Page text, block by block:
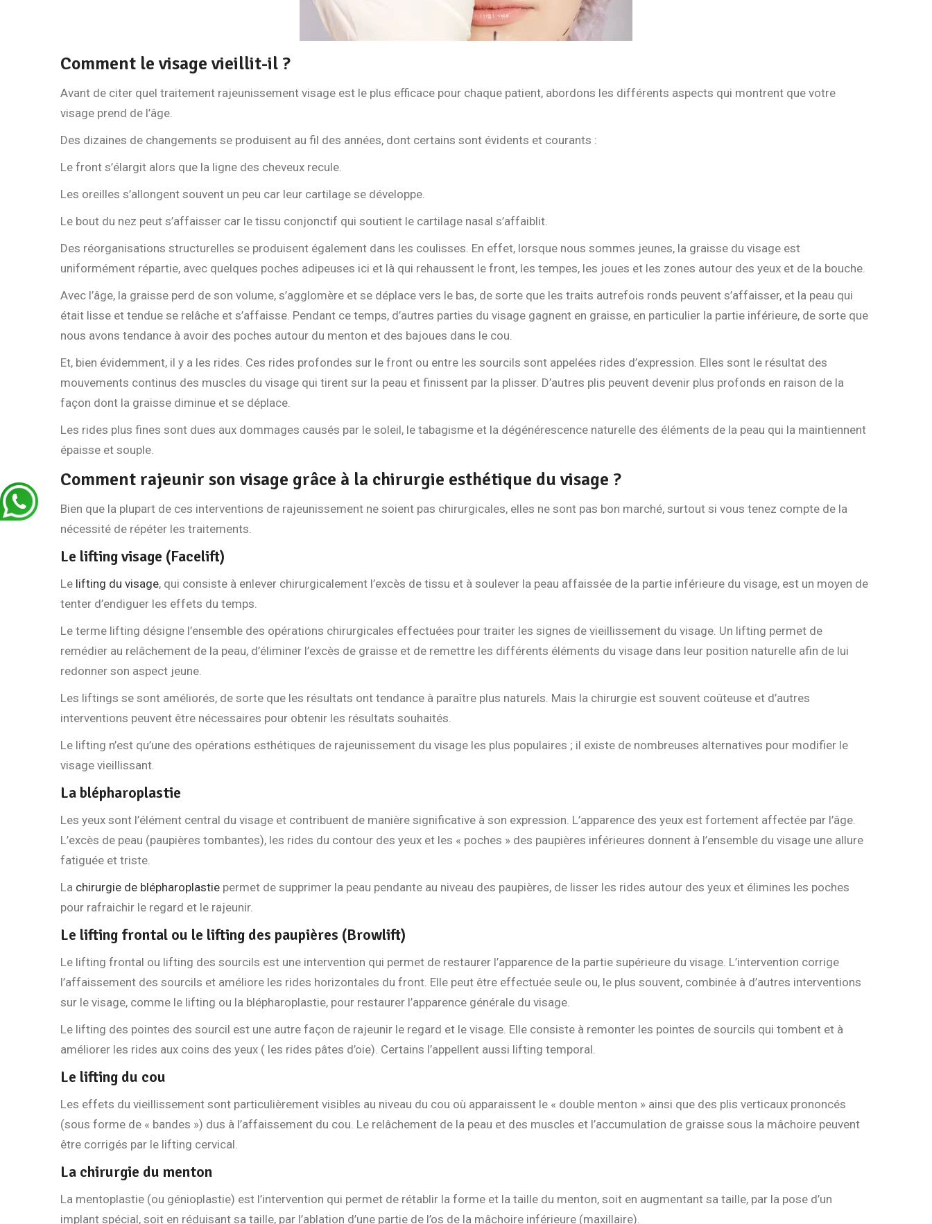
Comment le visage vieillit-il ?
Avant de citer quel traitement rajeunissement visage est le plus efficace pour chaque patient, abordons les différents aspects qui montrent que votre
visage prend de l’âge.
Des dizaines de changements se produisent au fil des années, dont certains sont évidents et courants :
Le front s’élargit alors que la ligne des cheveux recule.
Les oreilles s’allongent souvent un peu car leur cartilage se développe.
Le bout du nez peut s’affaisser car le tissu conjonctif qui soutient le cartilage nasal s’affaiblit.
Des réorganisations structurelles se produisent également dans les coulisses. En effet, lorsque nous sommes jeunes, la graisse du visage est
uniformément répartie, avec quelques poches adipeuses ici et là qui rehaussent le front, les tempes, les joues et les zones autour des yeux et de la bouche.
Avec l’âge, la graisse perd de son volume, s’agglomère et se déplace vers le bas, de sorte que les traits autrefois ronds peuvent s’affaisser, et la peau qui
était lisse et tendue se relâche et s’affaisse. Pendant ce temps, d’autres parties du visage gagnent en graisse, en particulier la partie inférieure, de sorte que
nous avons tendance à avoir des poches autour du menton et des bajoues dans le cou.
Et, bien évidemment, il y a les rides. Ces rides profondes sur le front ou entre les sourcils sont appelées rides d’expression. Elles sont le résultat des
mouvements continus des muscles du visage qui tirent sur la peau et finissent par la plisser. D’autres plis peuvent devenir plus profonds en raison de la
façon dont la graisse diminue et se déplace.
Les rides plus fines sont dues aux dommages causés par le soleil, le tabagisme et la dégénérescence naturelle des éléments de la peau qui la maintiennent
épaisse et souple.
Comment rajeunir son visage grâce à la chirurgie esthétique du visage ?
Bien que la plupart de ces interventions de rajeunissement ne soient pas chirurgicales, elles ne sont pas bon marché, surtout si vous tenez compte de la
nécessité de répéter les traitements.
Le lifting visage (Facelift)
Le lifting du visage, qui consiste à enlever chirurgicalement l’excès de tissu et à soulever la peau affaissée de la partie inférieure du visage, est un moyen de
tenter d’endiguer les effets du temps.
Le terme lifting désigne l’ensemble des opérations chirurgicales effectuées pour traiter les signes de vieillissement du visage. Un lifting permet de
remédier au relâchement de la peau, d’éliminer l’excès de graisse et de remettre les différents éléments du visage dans leur position naturelle afin de lui
redonner son aspect jeune.
Les liftings se sont améliorés, de sorte que les résultats ont tendance à paraître plus naturels. Mais la chirurgie est souvent coûteuse et d’autres
interventions peuvent être nécessaires pour obtenir les résultats souhaités.
Le lifting n’est qu’une des opérations esthétiques de rajeunissement du visage les plus populaires ; il existe de nombreuses alternatives pour modifier le
visage vieillissant.
La blépharoplastie
Les yeux sont l’élément central du visage et contribuent de manière significative à son expression. L’apparence des yeux est fortement affectée par l’âge.
L’excès de peau (paupières tombantes), les rides du contour des yeux et les « poches » des paupières inférieures donnent à l’ensemble du visage une allure
fatiguée et triste.
La chirurgie de blépharoplastie permet de supprimer la peau pendante au niveau des paupières, de lisser les rides autour des yeux et élimines les poches
pour rafraichir le regard et le rajeunir.
Le lifting frontal ou le lifting des paupières (Browlift)
Le lifting frontal ou lifting des sourcils est une intervention qui permet de restaurer l’apparence de la partie supérieure du visage. L’intervention corrige
l’affaissement des sourcils et améliore les rides horizontales du front. Elle peut être effectuée seule ou, le plus souvent, combinée à d’autres interventions
sur le visage, comme le lifting ou la blépharoplastie, pour restaurer l’apparence générale du visage.
Le lifting des pointes des sourcil est une autre façon de rajeunir le regard et le visage. Elle consiste à remonter les pointes de sourcils qui tombent et à
améliorer les rides aux coins des yeux ( les rides pâtes d’oie). Certains l’appellent aussi lifting temporal.
Le lifting du cou
Les effets du vieillissement sont particulièrement visibles au niveau du cou où apparaissent le « double menton » ainsi que des plis verticaux prononcés
(sous forme de « bandes ») dus à l’affaissement du cou. Le relâchement de la peau et des muscles et l’accumulation de graisse sous la mâchoire peuvent
être corrigés par le lifting cervical.
La chirurgie du menton
La mentoplastie (ou génioplastie) est l’intervention qui permet de rétablir la forme et la taille du menton, soit en augmentant sa taille, par la pose d’un
implant spécial, soit en réduisant sa taille, par l’ablation d’une partie de l’os de la mâchoire inférieure (maxillaire).